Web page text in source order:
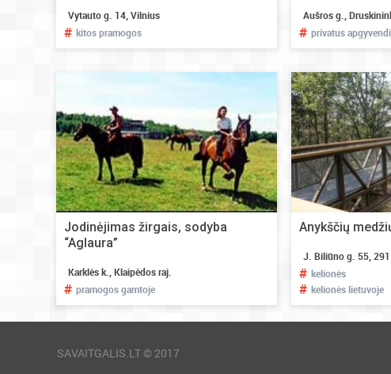
Vytauto g. 14, Vilnius
# kitos pramogos
Aušros g.,
# privatus
Jodinėjimas žirgais, sodyba
“Aglaura”
Karklės k., Klaipėdos raj.
# pramogos gamtoje
Anykščių
J. Biliūno g. 55,
# kelionės
# kelionės lietuvoje
SAVAITGALIS.LT © 2017